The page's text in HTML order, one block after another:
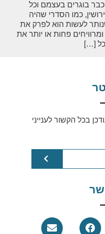
בוגרים בעצמם וכל
כמו הסדרי שהיה
לעשות הוא לפרק את
פחות או יותר את
[…]
בכל הקשור לענייני